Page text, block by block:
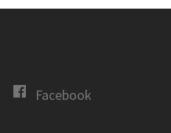
Facebook